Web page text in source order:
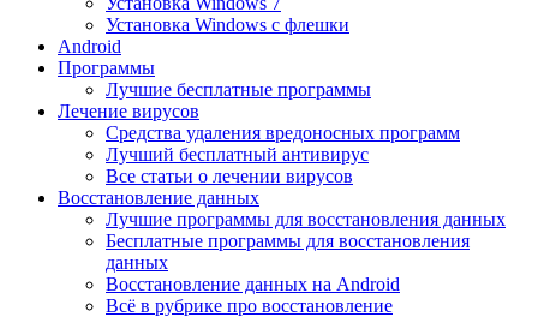
Установка Windows с флешки
Android
Программы
Лучшие бесплатные программы
Лечение вирусов
Средства удаления вредоносных программ
Лучший бесплатный антивирус
Все статьи о лечении вирусов
Восстановление данных
Лучшие программы для восстановления данных
Бесплатные программы для восстановления
данных
Восстановление данных на Android
Всё в рубрике про восстановление